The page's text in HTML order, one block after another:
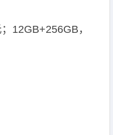
12GB+256GB，